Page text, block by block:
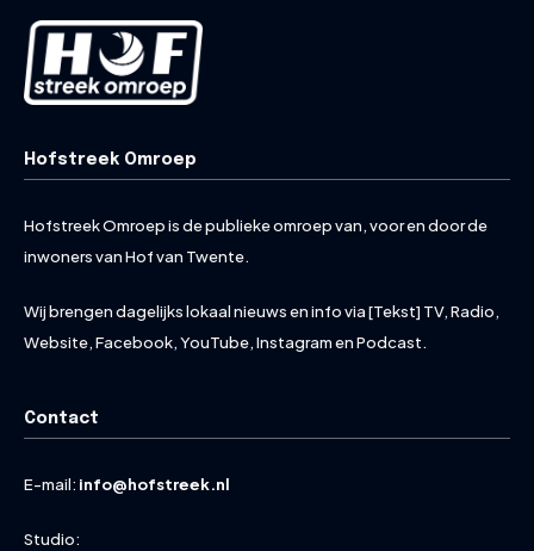
Hofstreek Omroep
Hofstreek Omroep is de publieke omroep van, voor en door de
inwoners van Hof van Twente.
Wij brengen dagelijks lokaal nieuws en info via [Tekst] TV, Radio,
Website, Facebook, YouTube, Instagram en Podcast.
Contact
E-mail: info@hofstreek.nl
Studio: